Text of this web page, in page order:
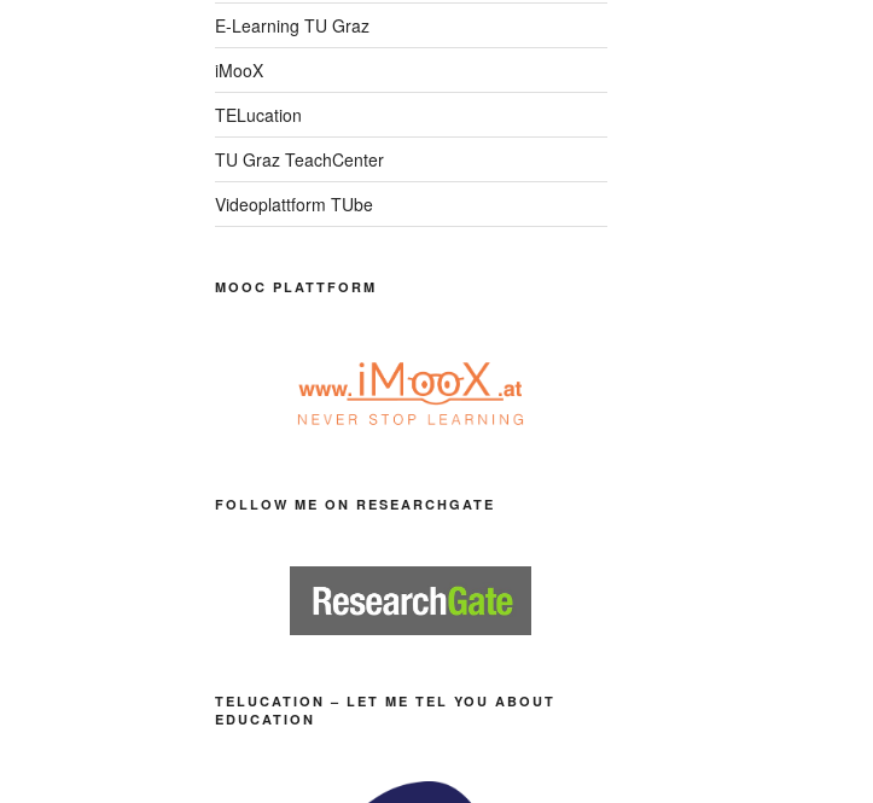
E-Learning TU Graz
iMooX
TELucation
TU Graz TeachCenter
Videoplattform TUbe
MOOC PLATTFORM
FOLLOW ME ON RESEARCHGATE
TELUCATION – LET ME TEL YOU ABOUT
EDUCATION